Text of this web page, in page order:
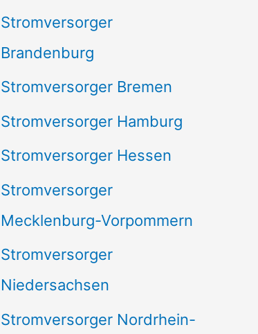
Stromversorger
Brandenburg
Stromversorger Bremen
Stromversorger Hamburg
Stromversorger Hessen
Stromversorger
Mecklenburg-Vorpommern
Stromversorger
Niedersachsen
Stromversorger Nordrhein-